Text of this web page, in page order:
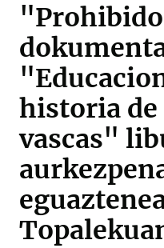
historia de
vascas"